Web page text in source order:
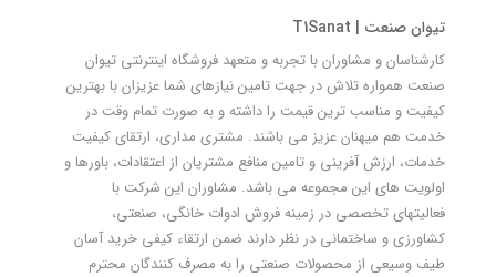
تیوان صنعت | T1Sanat
کارشناسان و مشاوران با تجربه و متعهد فروشگاه اینترنتی تیوان
صنعت همواره تلاش در جهت تامین نیازهای شما عزیزان با بهترین
کیفیت و مناسب ترین قیمت را داشته و به صورت تمام وقت در
خدمت هم میهنان عزیز می باشند. مشتری مداری، ارتقای کیفیت
خدمات، ارزش آفرینی و تامین منافع مشتریان از اعتقادات، باورها و
اولویت های این مجموعه می باشد. مشاوران این شرکت با
فعالیتهای تخصصی در زمینه فروش ادوات خانگی، صنعتی،
کشاورزی و ساختمانی در نظر دارند ضمن ارتقاء کیفی خرید آسان
طیف وسیعی از محصولات صنعتی را به مصرف کنندگان محترم